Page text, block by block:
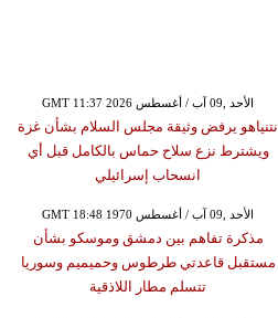
GMT 11:37 2026 الأحد ,09 آب / أغسطس
نتنياهو يرفض وثيقة مجلس السلام بشأن غزة
ويشترط نزع سلاح حماس بالكامل قبل أي
انسحاب إسرائيلي
GMT 18:48 1970 الأحد ,09 آب / أغسطس
مذكرة تفاهم بين دمشق وموسكو بشأن
مستقبل قاعدتي طرطوس وحميميم وسوريا
تتسلم مطار اللاذقية